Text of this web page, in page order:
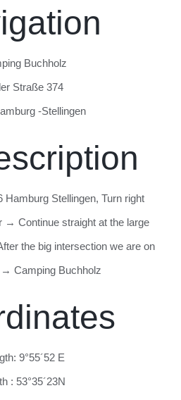
Buchholz
Straße 374
-Stellingen
Stellingen, Turn right
→ Continue straight at the large
the big intersection we are on
Camping Buchholz
9°55´52 E
: 53°35´23N